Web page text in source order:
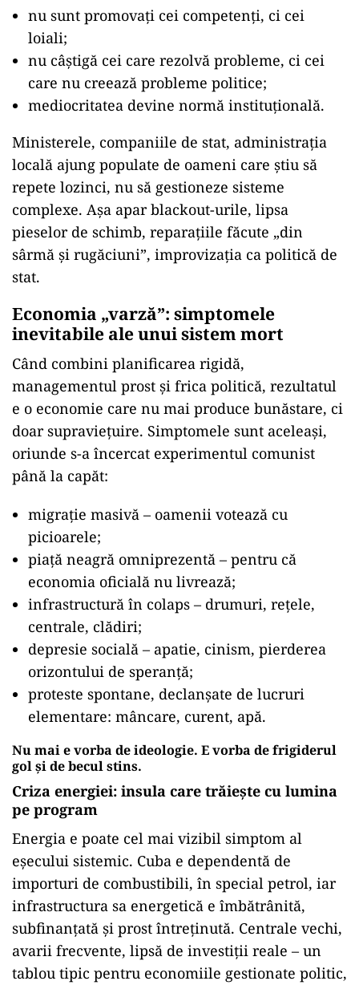
nu sunt promovați cei competenți, ci cei
loiali;
nu câștigă cei care rezolvă probleme, ci cei
care nu creează probleme politice;
mediocritatea devine normă instituțională.
Ministerele, companiile de stat, administrația
locală ajung populate de oameni care știu să
repete lozinci, nu să gestioneze sisteme
complexe. Așa apar blackout-urile, lipsa
pieselor de schimb, reparațiile făcute „din
sârmă și rugăciuni”, improvizația ca politică de
stat.
Economia „varză”: simptomele
inevitabile ale unui sistem mort
Când combini planificarea rigidă,
managementul prost și frica politică, rezultatul
e o economie care nu mai produce bunăstare, ci
doar supraviețuire. Simptomele sunt aceleași,
oriunde s-a încercat experimentul comunist
până la capăt:
migrație masivă – oamenii votează cu
picioarele;
piață neagră omniprezentă – pentru că
economia oficială nu livrează;
infrastructură în colaps – drumuri, rețele,
centrale, clădiri;
depresie socială – apatie, cinism, pierderea
orizontului de speranță;
proteste spontane, declanșate de lucruri
elementare: mâncare, curent, apă.
Nu mai e vorba de ideologie. E vorba de frigiderul
gol și de becul stins.
Criza energiei: insula care trăiește cu lumina
pe program
Energia e poate cel mai vizibil simptom al
eșecului sistemic. Cuba e dependentă de
importuri de combustibili, în special petrol, iar
infrastructura sa energetică e îmbătrânită,
subfinanțată și prost întreținută. Centrale vechi,
avarii frecvente, lipsă de investiții reale – un
tablou tipic pentru economiile gestionate politic,